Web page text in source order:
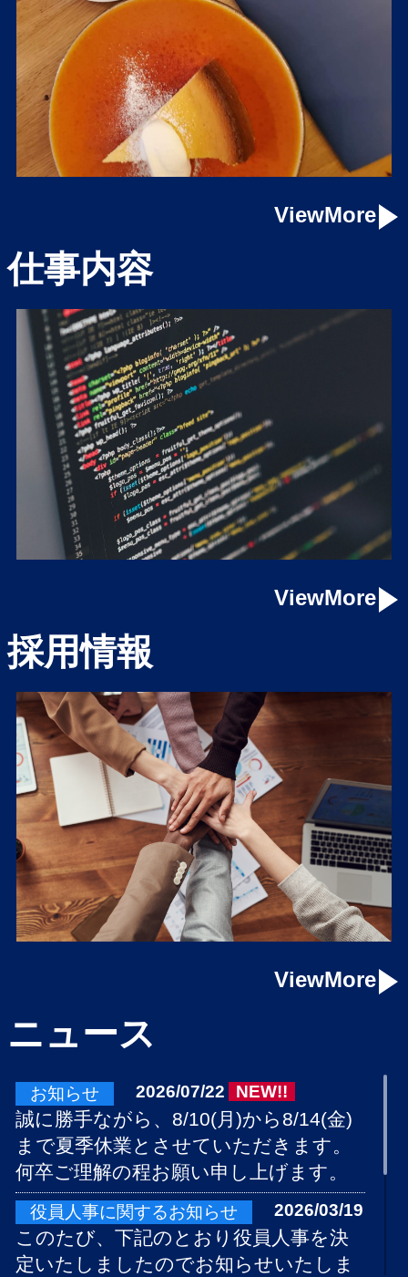
ViewMore
仕事内容
ViewMore
採用情報
ViewMore
ニュース
お知らせ 2026/07/22 NEW!!
誠に勝手ながら、8/10(月)から8/14(金)
まで夏季休業とさせていただきます。
何卒ご理解の程お願い申し上げます。
役員人事に関するお知らせ 2026/03/19
このたび、下記のとおり役員人事を決
定いたしましたのでお知らせいたしま